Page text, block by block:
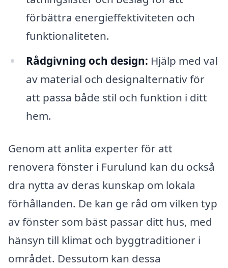
förbättra energieffektiviteten och
funktionaliteten.
Rådgivning och design: Hjälp med val
av material och designalternativ för
att passa både stil och funktion i ditt
hem.
Genom att anlita experter för att
renovera fönster i Furulund kan du också
dra nytta av deras kunskap om lokala
förhållanden. De kan ge råd om vilken typ
av fönster som bäst passar ditt hus, med
hänsyn till klimat och byggtraditioner i
området. Dessutom kan dessa